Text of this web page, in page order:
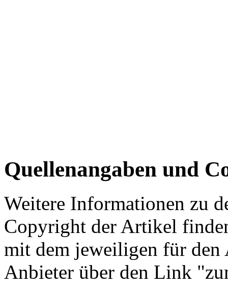
Quellenangaben und
Weitere Informationen zu
Copyright der Artikel
mit dem jeweiligen für
Anbieter über den Link